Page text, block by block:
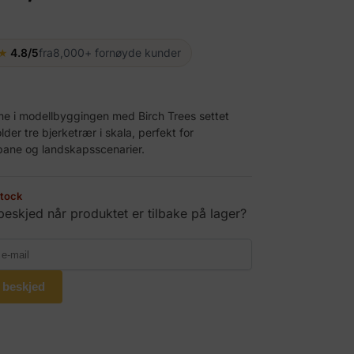
4.8/5fra8,000+ fornøyde kunder
i modellbyggingen med Birch Trees settet
tre bjerketrær i skala, perfekt for
og landskapsscenarier.
når produktet er tilbake på lager?